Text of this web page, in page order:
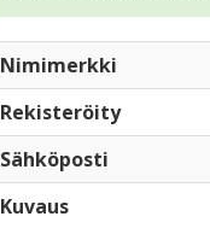
Nimimerkki
Rekisteröity
Sähköposti
Kuvaus